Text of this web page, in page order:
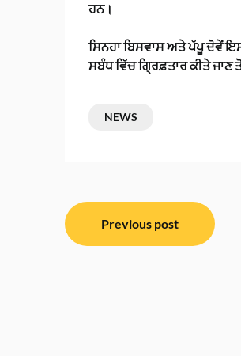
ਹਨ।
ਸਿਨਹਾ ਬਿਸਵਾਸ ਅਤੇ ਪੱਪੂ ਦੋਵੇਂ
ਸਬੰਧ ਵਿੱਚ ਗ੍ਰਿਫ਼ਤਾਰ ਕੀਤੇ
NEWS
ਸੰਪਾਦਨਾ
ਨੈਵੀਗੇਸ਼ਨ
Previous post